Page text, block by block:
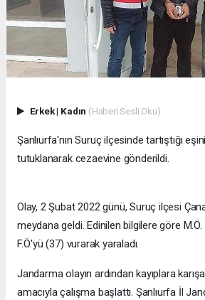
Erkek| Kadın (Haberi Sesli Oku)
Şanlıurfa'nın Suruç ilçesinde tartıştığı
tutuklanarak cezaevine gönderildi.
Olay, 2 Şubat 2022 günü, Suruç ilçesi
meydana geldi. Edinilen bilgilere göre M.Ö.
F.Ö.'yü (37) vurarak yaraladı.
Jandarma olayın ardından kayıplara
amacıyla çalışma başlattı. Şanlıurfa İl